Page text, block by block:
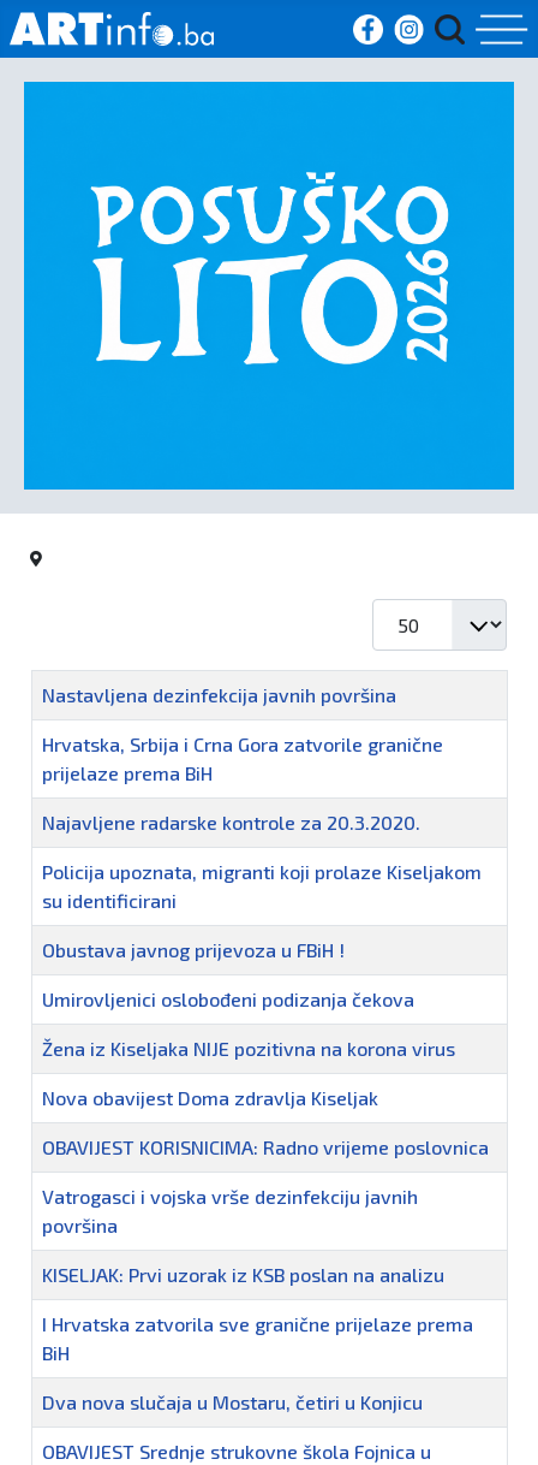
Sport
Kultura
Crna
Naziv
Nastavljena dezinfekcija javnih površina
Hrvatska, Srbija i Crna Gora zatvorile granične
prijelaze prema BiH
Najavljene radarske kontrole za 20.3.2020.
Policija upoznata, migranti koji prolaze Kiseljakom
su identificirani
Obustava javnog prijevoza u FBiH !
Umirovljenici oslobođeni podizanja čekova
Žena iz Kiseljaka NIJE pozitivna na korona virus
Nova obavijest Doma zdravlja Kiseljak
OBAVIJEST KORISNICIMA: Radno vrijeme poslovnica
Vatrogasci i vojska vrše dezinfekciju javnih
površina
KISELJAK: Prvi uzorak iz KSB poslan na analizu
I Hrvatska zatvorila sve granične prijelaze prema
BiH
Dva nova slučaja u Mostaru, četiri u Konjicu
OBAVIJEST Srednje strukovne škola Fojnica u